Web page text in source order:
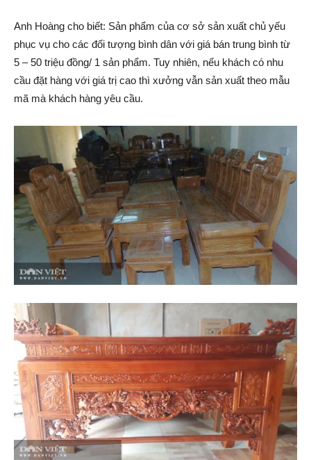
Anh Hoàng cho biết: Sản phẩm của cơ sở sản xuất chủ yếu
phục vụ cho các đố‌i tượ‌ng bình dân với giá bán trung bình từ
5 – 50 triệu đồng/ 1 sản phẩm. Tuy nhiên, nếu khách có nhu
cầu đặt hàng với giá trị cao thì xưởng vẫn sản xuất theo mẫu
mã mà khách hàng yêu cầu.